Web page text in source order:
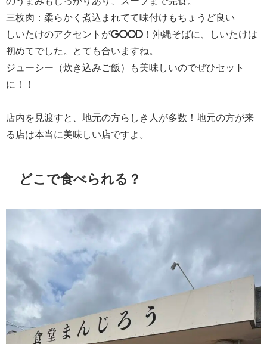
三枚肉：柔らかく煮込まれてて味付けもちょうど良い
しいたけのアクセントがgood！沖縄そばに、しいたけは
初めてでした。とても合いますね。
ジューシー（炊き込みご飯）も美味しいのでぜひセット
に！！
店内を見渡すと、地元の方らしき人が多数！地元の方が来
る店は本当に美味しい店ですよ。
どこで食べられる？